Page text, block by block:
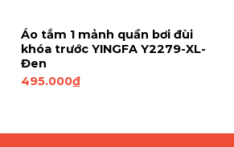
Áo tắm 1 mảnh quần bơi đùi
khóa trước YINGFA Y2279-XL-
Đen
495.000₫